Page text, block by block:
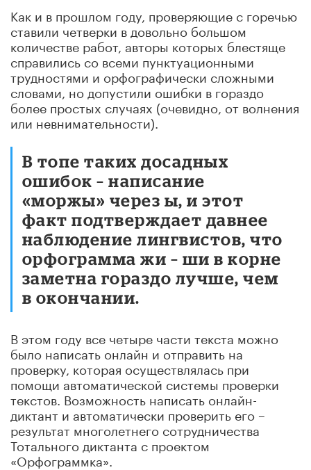
Как и в прошлом году, проверяющие с горечью
ставили четверки в довольно большом
количестве работ, авторы которых блестяще
справились со всеми пунктуационными
трудностями и орфографически сложными
словами, но допустили ошибки в гораздо
более простых случаях (очевидно, от волнения
или невнимательности).
В топе таких досадных
ошибок – написание
«моржы» через ы, и этот
факт подтверждает давнее
наблюдение лингвистов, что
орфограмма жи – ши в корне
заметна гораздо лучше, чем
в окончании.
В этом году все четыре части текста можно
было написать онлайн и отправить на
проверку, которая осуществлялась при
помощи автоматической системы проверки
текстов. Возможность написать онлайн-
диктант и автоматически проверить его –
результат многолетнего сотрудничества
Тотального диктанта с проектом
«Орфограммка».